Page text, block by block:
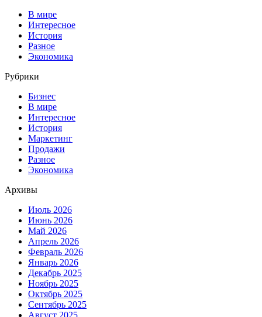
В мире
Интересное
История
Разное
Экономика
Рубрики
Бизнес
В мире
Интересное
История
Маркетинг
Продажи
Разное
Экономика
Архивы
Июль 2026
Июнь 2026
Май 2026
Апрель 2026
Февраль 2026
Январь 2026
Декабрь 2025
Ноябрь 2025
Октябрь 2025
Сентябрь 2025
Август 2025